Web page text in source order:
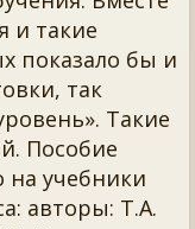
и такие
показало бы и
так
Такие
Пособие
на учебники
авторы: Т.А.